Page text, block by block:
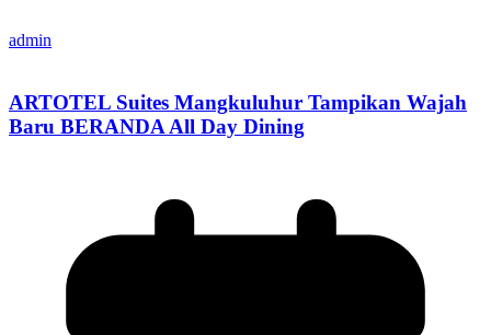
admin
ARTOTEL Suites Mangkuluhur Tampikan Wajah
Baru BERANDA All Day Dining